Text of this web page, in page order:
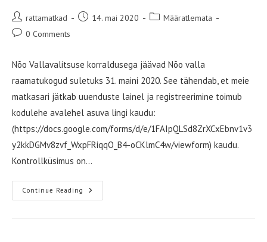
Post
author:
rattamatkad
Post 14. mai 2020
PostMääratlemata
Post0 Comments
Nõo Vallavalitsuse korraldusega jäävad Nõo valla
raamatukogud suletuks 31. maini 2020. See tähendab, et meie
matkasari jätkab uuenduste lainel ja registreerimine toimub
kodulehe avalehel asuva lingi kaudu:
(https://docs.google.com/forms/d/e/1FAIpQLSd8ZrXCxEbnv1v3
y2kkDGMv8zvf_WxpFRiqqO_B4-oCKlmC4w/viewform) kaudu.
Kontrollküsimus on…
Continue Reading Kolmas
Matkapunkt